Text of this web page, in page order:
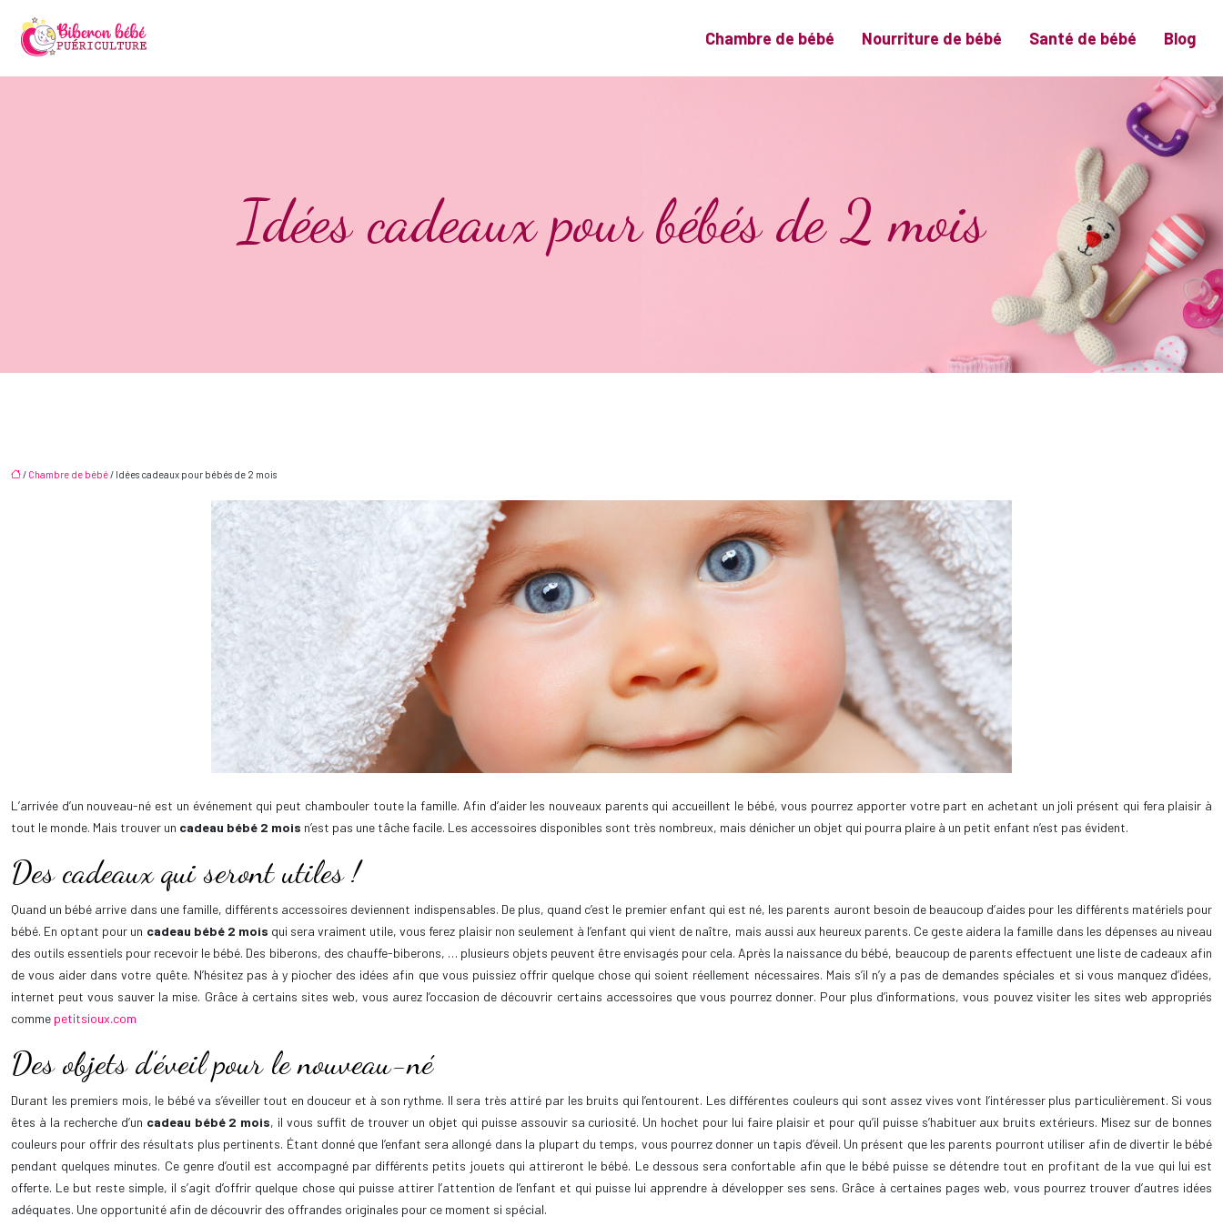
Chambre de bébé Nourriture de bébé Santé de bébé Blog
Idées cadeaux pour bébés de 2 mois
/ Chambre de bébé/ Idées cadeaux pour bébés de 2 mois
L’arrivée d’un nouveau-né est un événement qui peut chambouler toute la famille. Afin d’aider les nouveaux parents qui accueillent le bébé, vous pourrez apporter votre part en achetant un joli présent qui fera plaisir à
tout le monde. Mais trouver un cadeau bébé 2 mois n’est pas une tâche facile. Les accessoires disponibles sont très nombreux, mais dénicher un objet qui pourra plaire à un petit enfant n’est pas évident.
Des cadeaux qui seront utiles !
Quand un bébé arrive dans une famille, différents accessoires deviennent indispensables. De plus, quand c’est le premier enfant qui est né, les parents auront besoin de beaucoup d’aides pour les différents matériels pour
bébé. En optant pour un cadeau bébé 2 mois qui sera vraiment utile, vous ferez plaisir non seulement à l’enfant qui vient de naître, mais aussi aux heureux parents. Ce geste aidera la famille dans les dépenses au niveau
des outils essentiels pour recevoir le bébé. Des biberons, des chauffe-biberons, … plusieurs objets peuvent être envisagés pour cela. Après la naissance du bébé, beaucoup de parents effectuent une liste de cadeaux afin
de vous aider dans votre quête. N’hésitez pas à y piocher des idées afin que vous puissiez offrir quelque chose qui soient réellement nécessaires. Mais s’il n’y a pas de demandes spéciales et si vous manquez d’idées,
internet peut vous sauver la mise. Grâce à certains sites web, vous aurez l’occasion de découvrir certains accessoires que vous pourrez donner. Pour plus d’informations, vous pouvez visiter les sites web appropriés
comme petitsioux.com
Des objets d’éveil pour le nouveau-né
Durant les premiers mois, le bébé va s’éveiller tout en douceur et à son rythme. Il sera très attiré par les bruits qui l’entourent. Les différentes couleurs qui sont assez vives vont l’intéresser plus particulièrement. Si vous
êtes à la recherche d’un cadeau bébé 2 mois, il vous suffit de trouver un objet qui puisse assouvir sa curiosité. Un hochet pour lui faire plaisir et pour qu’il puisse s’habituer aux bruits extérieurs. Misez sur de bonnes
couleurs pour offrir des résultats plus pertinents. Étant donné que l’enfant sera allongé dans la plupart du temps, vous pourrez donner un tapis d’éveil. Un présent que les parents pourront utiliser afin de divertir le bébé
pendant quelques minutes. Ce genre d’outil est accompagné par différents petits jouets qui attireront le bébé. Le dessous sera confortable afin que le bébé puisse se détendre tout en profitant de la vue qui lui est
offerte. Le but reste simple, il s’agit d’offrir quelque chose qui puisse attirer l’attention de l’enfant et qui puisse lui apprendre à développer ses sens. Grâce à certaines pages web, vous pourrez trouver d’autres idées
adéquates. Une opportunité afin de découvrir des offrandes originales pour ce moment si spécial.